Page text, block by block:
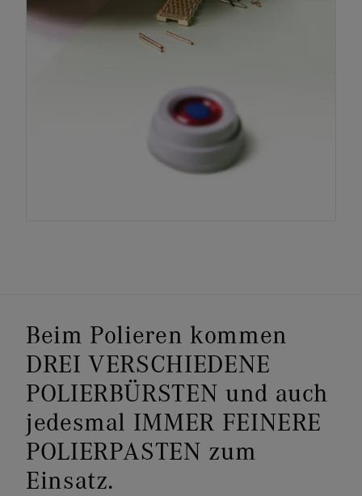
Beim Polieren kommen
DREI VERSCHIEDENE
POLIERBÜRSTEN und auch
jedesmal IMMER FEINERE
POLIERPASTEN zum
Einsatz.